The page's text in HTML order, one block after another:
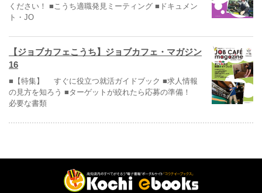
ください！ ■こうち適職発見ミーティング ■ドキュメン
ト・JO
【ジョブカフェこうち】ジョブカフェ・マガジン
16
■【特集】 すぐに役立つ就活ガイドブック ■求人情報
の見方を知ろう ■ターゲットが絞れたら応募の準備！
必要な書類